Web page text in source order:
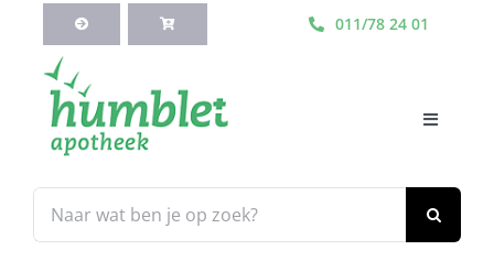
inhoud
011/78 24 01
naar:
Toggle
Webshop